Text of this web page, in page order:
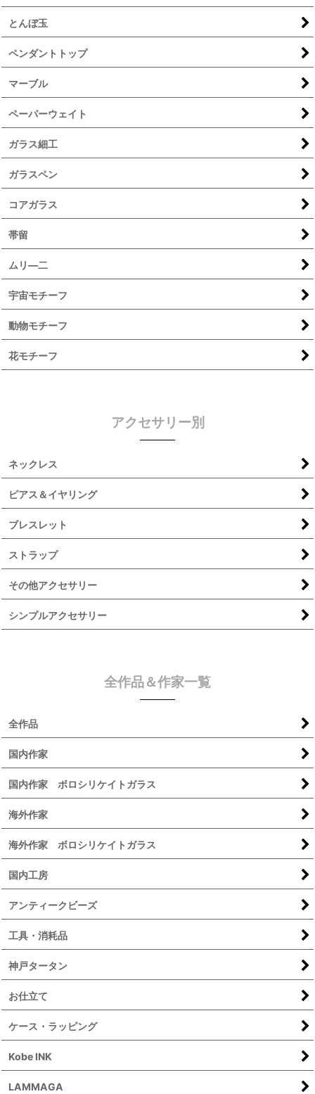
とんぼ玉
ペンダントトップ
マーブル
ペーパーウェイト
ガラス細工
ガラスペン
コアガラス
帯留
ムリ―二
宇宙モチーフ
動物モチーフ
花モチーフ
アクセサリー別
ネックレス
ピアス＆イヤリング
ブレスレット
ストラップ
その他アクセサリー
シンプルアクセサリー
全作品＆作家一覧
全作品
国内作家
国内作家 ボロシリケイトガラス
海外作家
海外作家 ボロシリケイトガラス
国内工房
アンティークビーズ
工具・消耗品
神戸タータン
お仕立て
ケース・ラッピング
Kobe INK
LAMMAGA